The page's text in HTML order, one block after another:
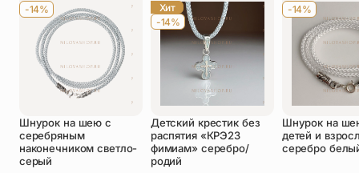
Оставить отзыв
Подтверждаю свое согласие с
политикой конфиденциальностии даю
согласие на обработку персональных
данных
-14%
Шнурок на шею с
серебряным
наконечником светло-
серый
Хит
-14%
Детский крестик без
распятия «КРЭ23
фимиам» серебро/
родий
-14%
Шнурок на
детей и
серебро